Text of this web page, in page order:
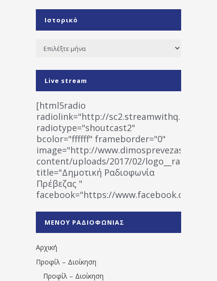
Ιστορικό
Ιστορικό
Live stream
[html5radio
radiolink="http://
radiotype="shoutcast2"
bcolor="ffffff" frameborder="0"
image="http://www.dimosprevezas.gr/wp-
content/uploads/2017/02/
title="Δημοτική Ραδιοφωνία
Πρέβεζας "
facebook="https://www.facebook.com/
1531194763766854/" artist="" ]
ΜΕΝΟΥ ΡΑΔΙΟΦΩΝΙΑΣ
Αρχική
Προφίλ – Διοίκηση
Προφίλ – Διοίκηση